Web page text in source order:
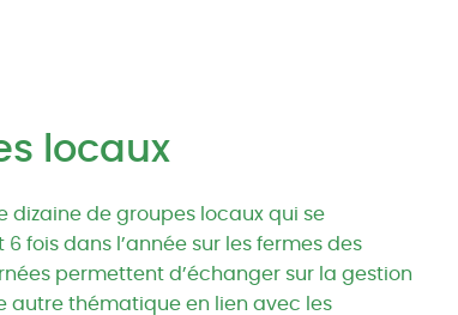
locaux
dizaine de groupes locaux qui se
fois dans l’année sur les fermes des
permettent d’échanger sur la gestion
autre thématique en lien avec les